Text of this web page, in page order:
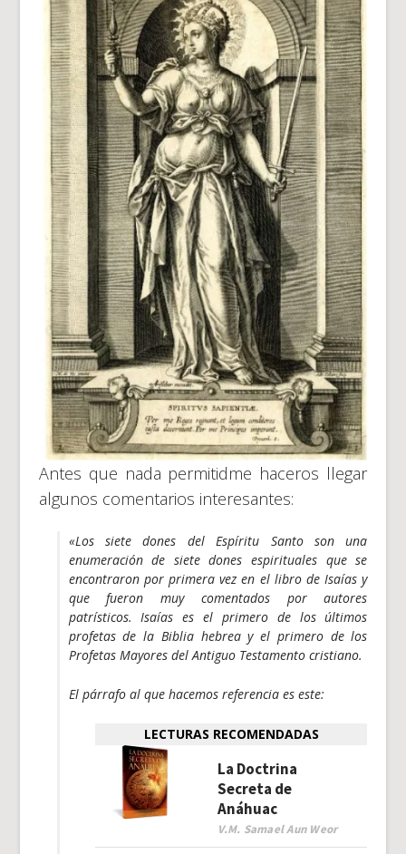
Antes que nada permitidme haceros llegar
algunos comentarios interesantes:
«Los siete dones del Espíritu Santo son una
enumeración de siete dones espirituales que se
encontraron por primera vez en el libro de Isaías y
que fueron muy comentados por autores
patrísticos. Isaías es el primero de los últimos
profetas de la Biblia hebrea y el primero de los
Profetas Mayores del Antiguo Testamento cristiano.
El párrafo al que hacemos referencia es este:
LECTURAS RECOMENDADAS
La Doctrina
Secreta de
Anáhuac
V.M. Samael Aun Weor